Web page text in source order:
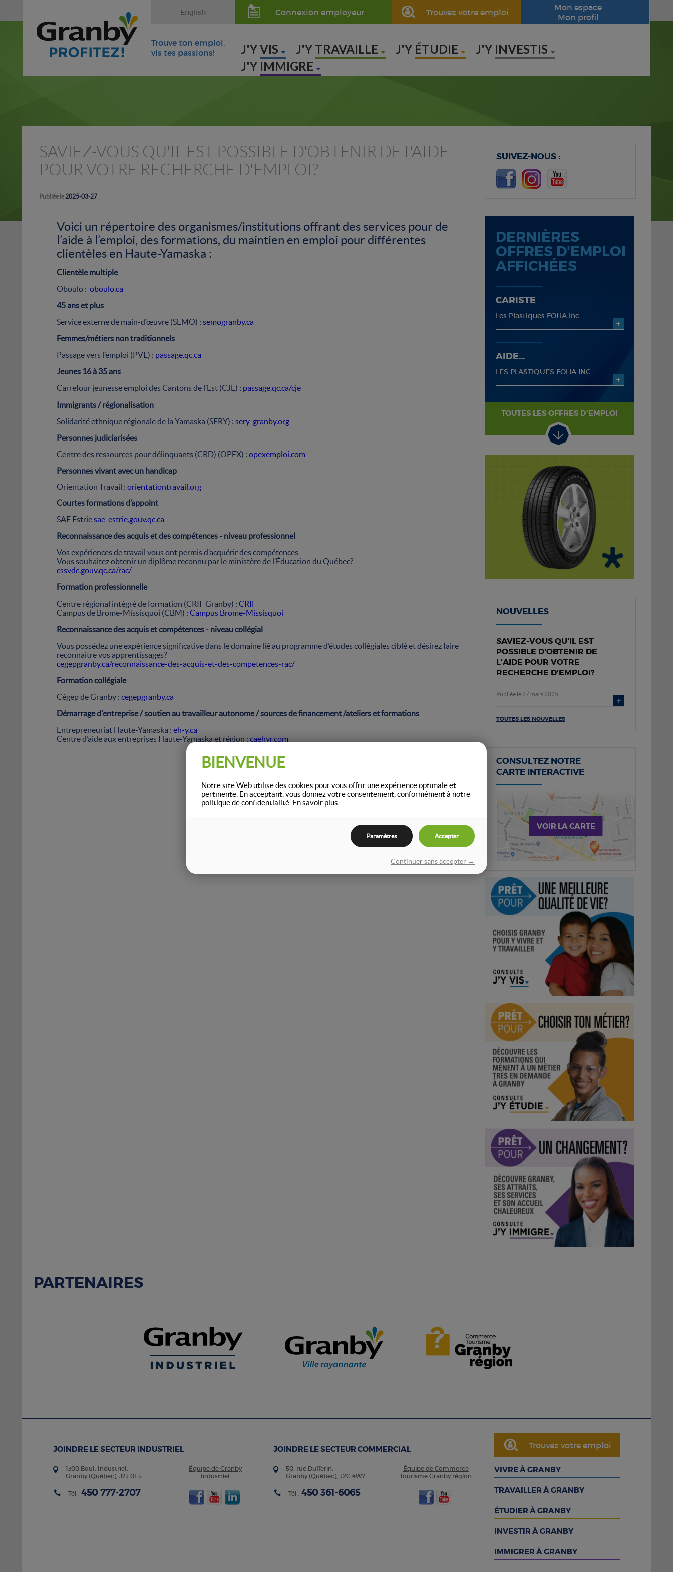
English Connexion employeur Trouvez votre emploi
Mon espace
Mon profil
Trouve ton emploi,
vis tes passions!
J'YVIS J'Y TRAVAILLE J'Y ÉTUDIE J'Y INVESTIS
J'Y IMMIGRE
SAVIEZ-VOUS QU'IL EST POSSIBLE D'OBTENIR DE L'AIDE
POUR VOTRE RECHERCHE D'EMPLOI?
Publiée le 2025-03-27
Voici un répertoire des organismes/institutions offrant des services pour de
l’aide à l’emploi, des formations, du maintien en emploi pour différentes
clientèles en Haute-Yamaska :
Clientèle multiple
Oboulo : oboulo.ca
45 ans et plus
Service externe de main-d’œuvre (SEMO) : semogranby.ca
Femmes/métiers non traditionnels
Passage vers l’emploi (PVE) : passage.qc.ca
Jeunes 16 à 35 ans
Carrefour jeunesse emploi des Cantons de l’Est (CJE) : passage.qc.ca/cje
Immigrants / régionalisation
Solidarité ethnique régionale de la Yamaska (SERY) : sery-granby.org
Personnes judiciarisées
Centre des ressources pour délinquants (CRD) (OPEX) : opexemploi.com
Personnes vivant avec un handicap
Orientation Travail : orientationtravail.org
Courtes formations d’appoint
SAE Estriesae-estrie.gouv.qc.ca
Reconnaissance des acquis et des compétences - niveau professionnel
Vos expériences de travail vous ont permis d’acquérir des compétences
Vous souhaitez obtenir un diplôme reconnu par le ministère de l’Éducation du Québec?
cssvdc.gouv.qc.ca/rac/
Formation professionnelle
Centre régional intégré de formation (CRIF Granby) : CRIF
Campus de Brome-Missisquoi (CBM) : Campus Brome-Missisquoi
Reconnaissance des acquis et compétences - niveau collégial
Vous possédez une expérience significative dans le domaine lié au programme d’études collégiales ciblé et désirez faire
reconnaitre vos apprentissages?
cegepgranby.ca/reconnaissance-des-acquis-et-des-competences-rac/
Formation collégiale
Cégep de Granby : cegepgranby.ca
Démarrage d'entreprise / soutien au travailleur autonome / sources de financement /ateliers et formations
Entrepreneuriat Haute-Yamaska : eh-y.ca
Centre d’aide aux entreprises Haute-Yamaska et région : caehyr.com
SUIVEZ-NOUS :
DERNIÈRES
OFFRES D'EMPLOI
AFFICHÉES
CARISTE
Les Plastiques FOLIA Inc.
AIDE...
LES PLASTIQUES FOLIA INC.
TOUTES LES OFFRES D'EMPLOI
NOUVELLES
SAVIEZ-VOUS QU'IL EST
POSSIBLE D'OBTENIR DE
L'AIDE POUR VOTRE
RECHERCHE D'EMPLOI?
Publiée le 27 mars 2025
TOUTES LES NOUVELLES
CONSULTEZ NOTRE
CARTE INTERACTIVE
VOIR LA CARTE
PARTENAIRES
JOINDRE LE SECTEUR INDUSTRIEL
1300 Boul. Industriel,
Granby (Québec), J2J 0E5
Tél : 450 777-2707
Équipe de Granby
Industriel
JOINDRE LE SECTEUR COMMERCIAL
50, rue Dufferin,
Granby (Québec), J2G 4W7
Tél :450 361-6065
Équipe de Commerce
Tourisme Granby région
Trouvez votre emploi
VIVRE À GRANBY
TRAVAILLER À GRANBY
ÉTUDIER À GRANBY
INVESTIR À GRANBY
IMMIGRER À GRANBY
BIENVENUE
Notre site Web utilise des cookies pour vous offrir une expérience optimale et
pertinente. En acceptant, vous donnez votre consentement, conformément à notre
politique de confidentialité. En savoir plus
Paramètres Accepter
Continuer sans accepter →